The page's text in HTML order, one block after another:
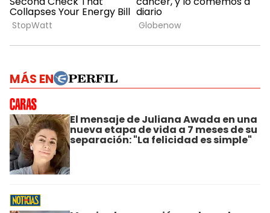
MÁS EN
El mensaje de Juliana Awada en una
nueva etapa de vida a 7 meses de su
separación: "La felicidad es simple"